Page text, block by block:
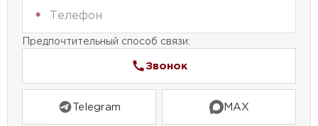
Предпочтительный способ связи:
Звонок
Telegram MAX